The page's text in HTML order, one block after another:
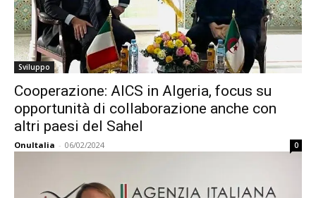
Sviluppo
Cooperazione: AICS in Algeria, focus su
opportunità di collaborazione anche con
altri paesi del Sahel
OnuItalia - 06/02/2024 0